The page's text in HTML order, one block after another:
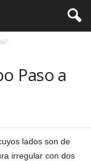
Paso a
lados son de
irregular con dos